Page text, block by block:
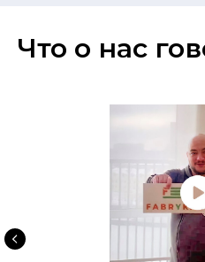
Что о нас